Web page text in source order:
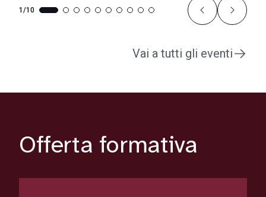
1/10
Vai a tutti gli eventi
Offerta formativa